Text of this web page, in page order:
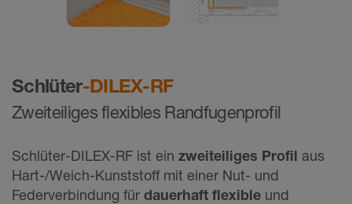
Schlüter-DILEX-RF
Zweiteiliges flexibles Randfugenprofil
Schlüter-DILEX-RF ist ein zweiteiliges Profil aus
Hart-/Weich-Kunststoff mit einer Nut- und
Federverbindung für dauerhaft flexible und